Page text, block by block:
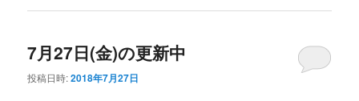
7月27日(金)の更新中
投稿日時:2018年7月27日